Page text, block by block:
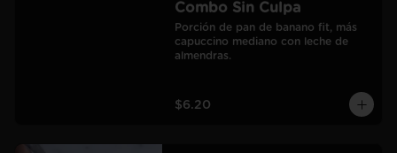
Combo Sin Culpa
Porción de pan de banano fit, más
capuccino mediano con leche de
almendras.
$6.20